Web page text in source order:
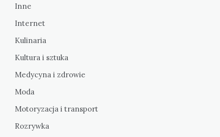
Inne
Internet
Kulinaria
Kultura i sztuka
Medycyna i zdrowie
Moda
Motoryzacja i transport
Rozrywka